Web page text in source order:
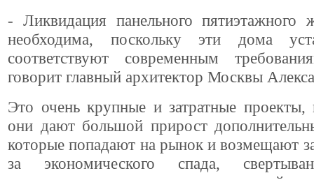
- Ликвидация панельного пятиэтажного
необходима, поскольку эти дома
соответствуют современным
говорит главный архитектор Москвы
Это очень крупные и затратные
они дают большой прирост
которые попадают на рынок и возмещают
за экономического спада,